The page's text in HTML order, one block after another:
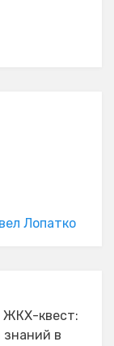
Лопатко
ЖКХ-квест:
знаний в